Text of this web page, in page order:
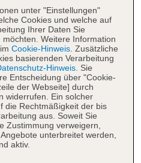
2017
Bereich
Sonnenterrasse
Outdoor,
Balinesische
Liegen, Sonnenschirme
unter "Einstellungen"
Cookies und welche auf
Ihrer Daten Sie
Weitere Information
Cookie-Hinweis. Zusätzliche
basierenden Verarbeitung
Hinweis. Sie
Entscheidung über "Cookie-
der Webseite] durch
widerrufen. Ein solcher
die Rechtmäßigkeit der bis
aus. Soweit Sie
Zustimmung verweigern,
unterbreitet werden,
aktiv.